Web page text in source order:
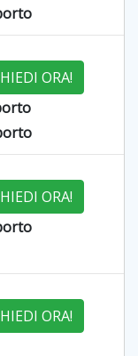
ORA!
ORA!
ORA!